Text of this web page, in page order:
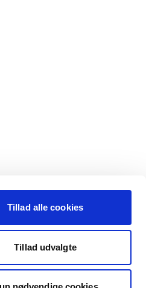
Tillad alle cookies
Tillad udvalgte